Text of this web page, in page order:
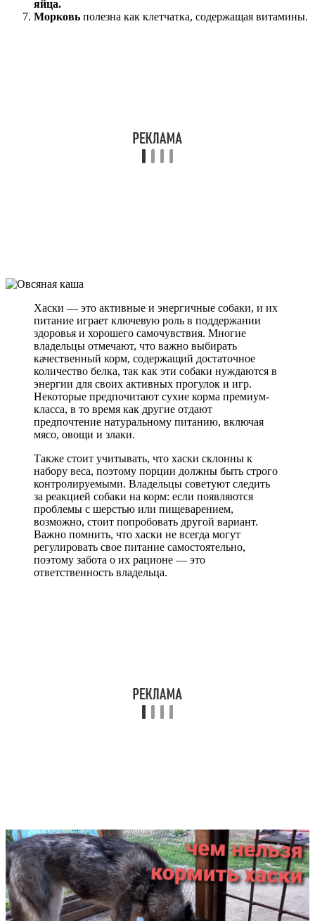
яйца.
Морковь полезна как клетчатка, содержащая витамины.
Хаски — это активные и энергичные собаки, и их
питание играет ключевую роль в поддержании
здоровья и хорошего самочувствия. Многие
владельцы отмечают, что важно выбирать
качественный корм, содержащий достаточное
количество белка, так как эти собаки нуждаются в
энергии для своих активных прогулок и игр.
Некоторые предпочитают сухие корма премиум-
класса, в то время как другие отдают
предпочтение натуральному питанию, включая
мясо, овощи и злаки.
Также стоит учитывать, что хаски склонны к
набору веса, поэтому порции должны быть строго
контролируемыми. Владельцы советуют следить
за реакцией собаки на корм: если появляются
проблемы с шерстью или пищеварением,
возможно, стоит попробовать другой вариант.
Важно помнить, что хаски не всегда могут
регулировать свое питание самостоятельно,
поэтому забота о их рационе — это
ответственность владельца.